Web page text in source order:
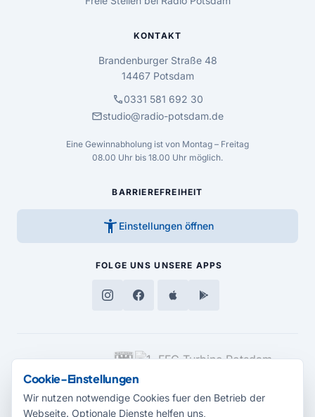
KONTAKT
Brandenburger Straße 48
14467 Potsdam
call0331 581 692 30
mailstudio@radio-potsdam.de
Eine Gewinnabholung ist von Montag – Freitag
08.00 Uhr bis 18.00 Uhr möglich.
BARRIEREFREIHEIT
accessibility_new Einstellungen öffnen
FOLGE UNS UNSERE APPS
MEDIENPARTNER
Cookie-Einstellungen
Wir nutzen notwendige Cookies fuer den Betrieb der
Webseite. Optionale Dienste helfen uns,